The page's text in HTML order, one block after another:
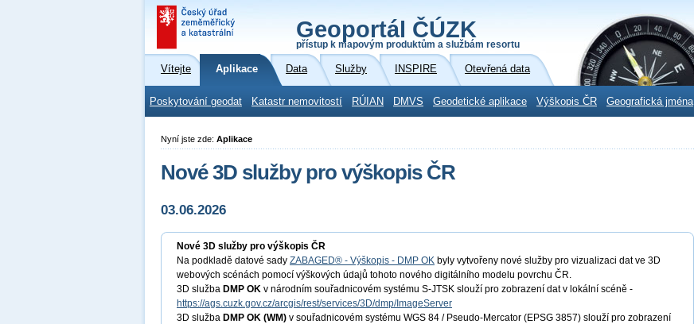
Geoportál ČÚZK
přístup k mapovým produktům a službám resortu
Vítejte Aplikace Data Služby INSPIRE Otevřená data
Poskytování geodat Katastr nemovitostí RÚIAN DMVS Geodetické aplikace Výškopis ČR Geografická jména
Nyní jste zde: Aplikace
Nové 3D služby pro výškopis ČR
03.06.2026
Nové 3D služby pro výškopis ČR
Na podkladě datové sady ZABAGED® - Výškopis - DMP OK byly vytvořeny nové služby pro vizualizaci dat ve 3D
webových scénách pomocí výškových údajů tohoto nového digitálního modelu povrchu ČR.
3D služba DMP OK v národním souřadnicovém systému S-JTSK slouží pro zobrazení dat v lokální scéně -
https://ags.cuzk.gov.cz/arcgis/rest/services/3D/dmp/ImageServer
3D služba DMP OK (WM) v souřadnicovém systému WGS 84 / Pseudo-Mercator (EPSG 3857) slouží pro zobrazení